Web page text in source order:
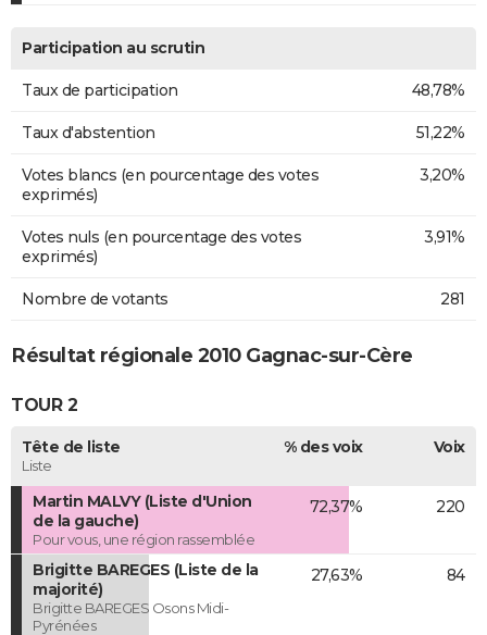
Participation au scrutin
Taux de participation 48,78%
Taux d'abstention 51,22%
Votes blancs (en pourcentage des votes
exprimés)
3,20%
Votes nuls (en pourcentage des votes
exprimés)
3,91%
Nombre de votants 281
Résultat régionale 2010 Gagnac-sur-Cère
TOUR 2
Tête de liste
Liste
% des voix Voix
Martin MALVY (Liste d'Union
de la gauche)
Pour vous, une région rassemblée
72,37% 220
Brigitte BAREGES (Liste de la
majorité)
Brigitte BAREGES Osons Midi-
Pyrénées
27,63% 84